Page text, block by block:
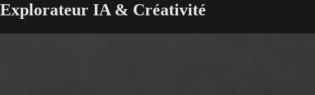
Explorateur IA & Créativité